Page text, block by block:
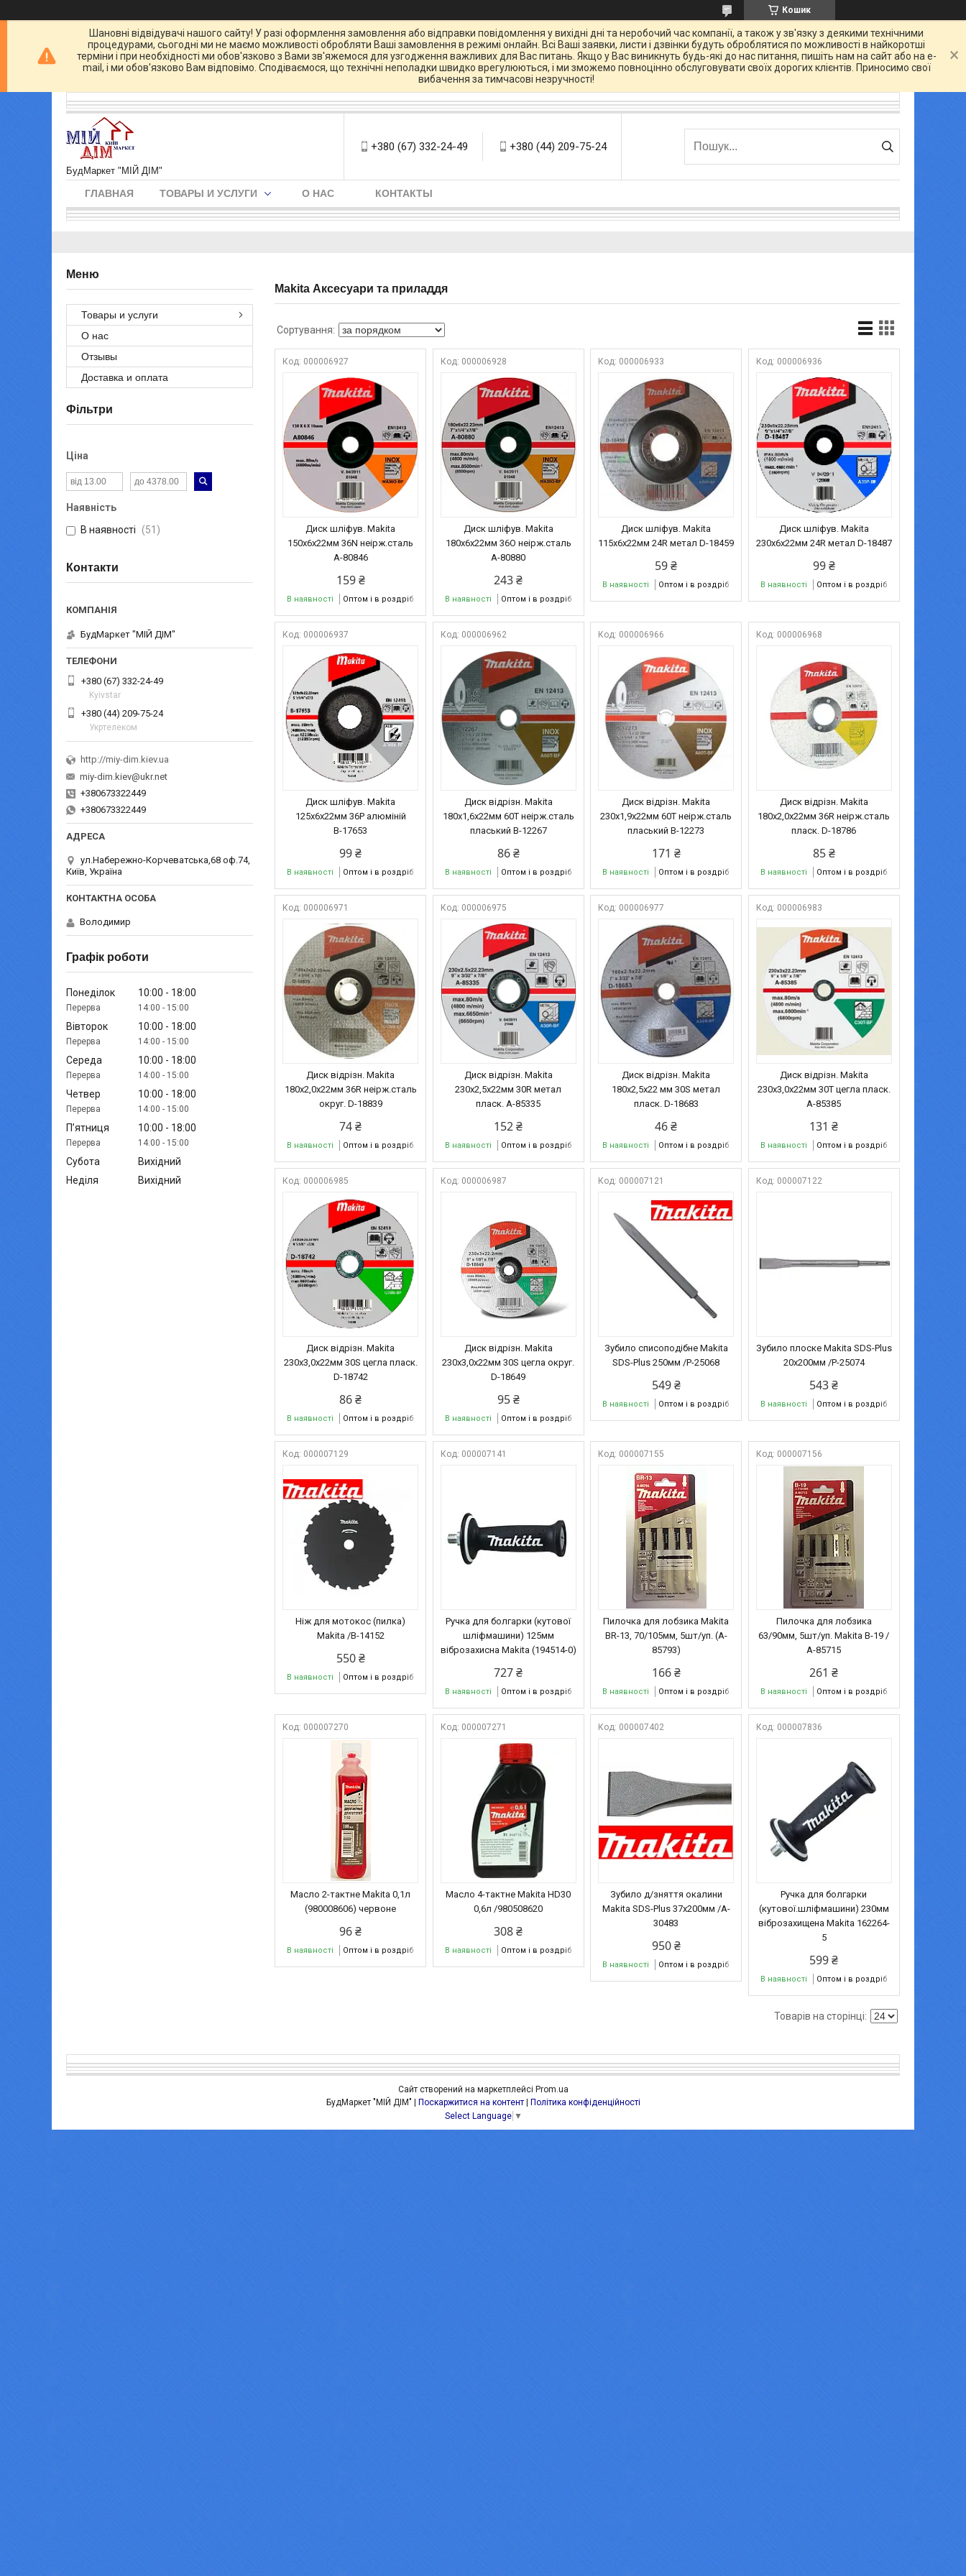
Кошик
Шановні відвідувачі нашого сайту! У разі оформлення замовлення або відправки повідомлення у вихідні дні та неробочий час компанії, а також у зв'язку з деякими технічними
процедурами, сьогодні ми не маємо можливості обробляти Ваші замовлення в режимі онлайн. Всі Ваші заявки, листи і дзвінки будуть оброблятися по можливості в найкоротші
терміни і при необхідності ми обов'язково з Вами зв'яжемося для узгодження важливих для Вас питань. Якщо у Вас виникнуть будь-які до нас питання, пишіть нам на сайт або на e-
mail, і ми обов'язково Вам відповімо. Сподіваємося, що технічні неполадки швидко врегулюються, і ми зможемо повноцінно обслуговувати своїх дорогих клієнтів. Приносимо свої
вибачення за тимчасові незручності!
БудМаркет "МІЙ ДІМ"
+380 (67) 332-24-49 +380 (44) 209-75-24
ГЛАВНАЯ ТОВАРЫ И УСЛУГИ О НАС КОНТАКТЫ
Makita Аксесуари та приладдя
000006927
Диск шліфув. Makita
150х6х22мм 36N неірж.сталь
A-80846
159 ₴
В наявності Оптом і в роздріб
000006928
Диск шліфув. Makita
180х6х22мм 36O неірж.сталь
A-80880
243 ₴
В наявності Оптом і в роздріб
000006933
Диск шліфув. Makita
115х6х22мм 24R метал D-18459
59 ₴
В наявності Оптом і в роздріб
000006936
Диск шліфув. Makita
230х6х22мм 24R метал D-18487
99 ₴
В наявності Оптом і в роздріб
000006937
Диск шліфув. Makita
125х6х22мм 36Р алюміній
В-17653
99 ₴
В наявності Оптом і в роздріб
000006962
Диск відрізн. Makita
180х1,6х22мм 60Т неірж.сталь
пласький В-12267
86 ₴
В наявності Оптом і в роздріб
000006966
Диск відрізн. Makita
230х1,9х22мм 60Т неірж.сталь
пласький В-12273
171 ₴
В наявності Оптом і в роздріб
000006968
Диск відрізн. Makita
180х2,0х22мм 36R неірж.сталь
пласк. D-18786
85 ₴
В наявності Оптом і в роздріб
000006971
Диск відрізн. Makita
180х2,0х22мм 36R неірж.сталь
округ. D-18839
74 ₴
В наявності Оптом і в роздріб
000006975
Диск відрізн. Makita
230х2,5х22мм 30R метал
пласк. А-85335
152 ₴
В наявності Оптом і в роздріб
000006977
Диск відрізн. Makita
180х2,5х22 мм 30S метал
пласк. D-18683
46 ₴
В наявності Оптом і в роздріб
000006983
Диск відрізн. Makita
230х3,0х22мм 30T цегла пласк.
А-85385
131 ₴
В наявності Оптом і в роздріб
000006985
Диск відрізн. Makita
230х3,0х22мм 30S цегла пласк.
D-18742
86 ₴
В наявності Оптом і в роздріб
000006987
Диск відрізн. Makita
230х3,0х22мм 30S цегла округ.
D-18649
95 ₴
В наявності Оптом і в роздріб
000007121
Зубило списоподібне Makita
SDS-Plus 250мм /P-25068
549 ₴
В наявності Оптом і в роздріб
000007122
Зубило плоске Makita SDS-Plus
20х200мм /Р-25074
543 ₴
В наявності Оптом і в роздріб
000007129
Ніж для мотокос (пилка)
Makita /В-14152
550 ₴
В наявності Оптом і в роздріб
000007141
Ручка для болгарки (кутової
шліфмашини) 125мм
віброзахисна Makita (194514-0)
727 ₴
В наявності Оптом і в роздріб
000007155
Пилочка для лобзика Makita
BR-13, 70/105мм, 5шт/уп. (A-
85793)
166 ₴
В наявності Оптом і в роздріб
000007156
Пилочка для лобзика
63/90мм, 5шт/уп. Makita B-19 /
A-85715
261 ₴
В наявності Оптом і в роздріб
000007270
Масло 2-тактне Makita 0,1л
(980008606) червоне
96 ₴
В наявності Оптом і в роздріб
000007271
Масло 4-тактне Makita HD30
0,6л /980508620
308 ₴
В наявності Оптом і в роздріб
000007402
Зубило д/зняття окалини
Makita SDS-Plus 37х200мм /A-
30483
950 ₴
В наявності Оптом і в роздріб
000007836
Ручка для болгарки
(кутової.шліфмашини) 230мм
віброзахищена Makita 162264-
5
599 ₴
В наявності Оптом і в роздріб
Товары и услуги
О нас
Отзывы
Доставка и оплата
Фільтри
Ціна
Наявність
В наявності
51
Контакти
БудМаркет "МІЙ ДІМ"
+380 (67) 332-24-49
Kyivstar
+380 (44) 209-75-24
Укртелеком
http://miy-dim.kiev.ua
miy-dim.kiev@ukr.net
+380673322449
+380673322449
ул.Набережно-Корчеватська,68 оф.74,
Київ, Україна
Володимир
Графік роботи
Понеділок 10:00 18:00
14:00 15:00
Вівторок 10:00 18:00
14:00 15:00
Середа 10:00 18:00
14:00 15:00
Четвер 10:00 18:00
14:00 15:00
Пʼятниця 10:00 18:00
14:00 15:00
Субота
Вихідний
Неділя
Вихідний
Сайт створений на маркетплейсі Prom.ua
Поскаржитися на контент
Політика конфіденційності
Select Language ▼